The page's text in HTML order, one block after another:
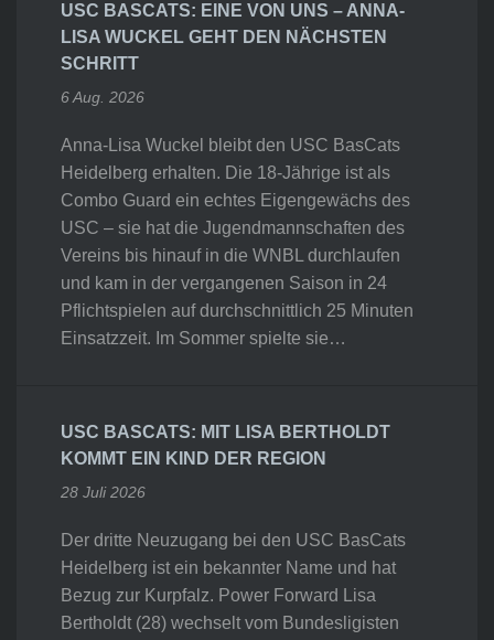
USC BASCATS: EINE VON UNS – ANNA-
LISA WUCKEL GEHT DEN NÄCHSTEN
SCHRITT
6 Aug. 2026
Anna-Lisa Wuckel bleibt den USC BasCats
Heidelberg erhalten. Die 18-Jährige ist als
Combo Guard ein echtes Eigengewächs des
USC – sie hat die Jugendmannschaften des
Vereins bis hinauf in die WNBL durchlaufen
und kam in der vergangenen Saison in 24
Pflichtspielen auf durchschnittlich 25 Minuten
Einsatzzeit. Im Sommer spielte sie…
USC BASCATS: MIT LISA BERTHOLDT
KOMMT EIN KIND DER REGION
28 Juli 2026
Der dritte Neuzugang bei den USC BasCats
Heidelberg ist ein bekannter Name und hat
Bezug zur Kurpfalz. Power Forward Lisa
Bertholdt (28) wechselt vom Bundesligisten